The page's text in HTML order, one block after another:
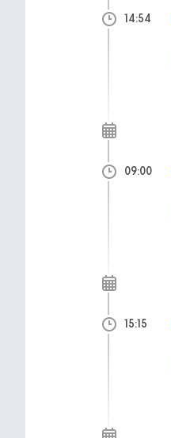
14:54
09:00
15:15